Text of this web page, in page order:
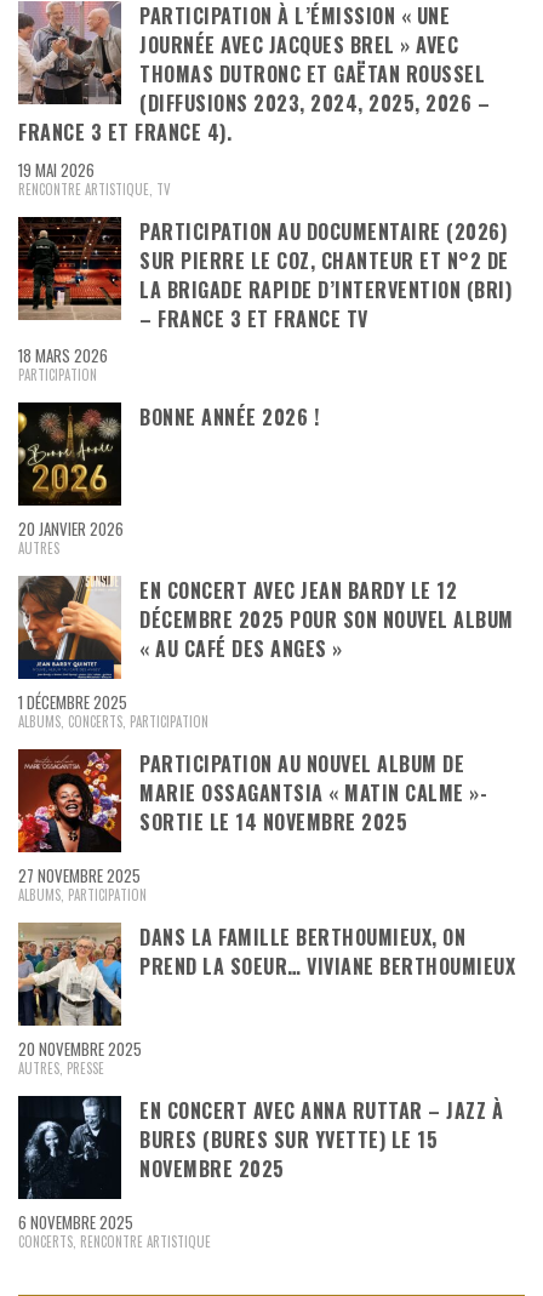
PARTICIPATION À L’ÉMISSION « UNE
JOURNÉE AVEC JACQUES BREL » AVEC
THOMAS DUTRONC ET GAËTAN ROUSSEL
(DIFFUSIONS 2023, 2024, 2025, 2026 –
FRANCE 3 ET FRANCE 4).
19 MAI 2026
RENCONTRE ARTISTIQUE TV
PARTICIPATION AU DOCUMENTAIRE (2026)
SUR PIERRE LE COZ, CHANTEUR ET N°2 DE
LA BRIGADE RAPIDE D’INTERVENTION (BRI)
– FRANCE 3 ET FRANCE TV
18 MARS 2026
PARTICIPATION
BONNE ANNÉE 2026 !
20 JANVIER 2026
AUTRES
EN CONCERT AVEC JEAN BARDY LE 12
DÉCEMBRE 2025 POUR SON NOUVEL ALBUM
« AU CAFÉ DES ANGES »
1 DÉCEMBRE 2025
ALBUMS, CONCERTS, PARTICIPATION
PARTICIPATION AU NOUVEL ALBUM DE
MARIE OSSAGANTSIA « MATIN CALME »-
SORTIE LE 14 NOVEMBRE 2025
27 NOVEMBRE 2025
ALBUMS, PARTICIPATION
DANS LA FAMILLE BERTHOUMIEUX, ON
PREND LA SOEUR… VIVIANE BERTHOUMIEUX
20 NOVEMBRE 2025
AUTRES, PRESSE
EN CONCERT AVEC ANNA RUTTAR – JAZZ À
BURES (BURES SUR YVETTE) LE 15
NOVEMBRE 2025
6 NOVEMBRE 2025
CONCERTS, RENCONTRE ARTISTIQUE